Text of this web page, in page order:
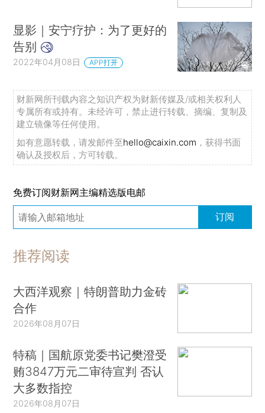
显影｜安宁疗护：为了更好的
告别
2022年04月08日 APP打开
财新网所刊载内容之知识产权为财新传媒及/或相关权利人
专属所有或持有。未经许可，禁止进行转载、摘编、复制及
建立镜像等任何使用。
如有意愿转载，请发邮件至hello@caixin.com ，获得书面
确认及授权后，方可转载。
免费订阅财新网主编精选版电邮
订阅
推荐阅读
大西洋观察｜特朗普助力金砖
合作
2026年08月07日
特稿｜国航原党委书记樊澄受
贿3847万元二审待宣判 否认
大多数指控
2026年08月07日